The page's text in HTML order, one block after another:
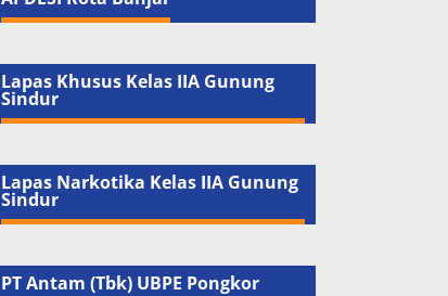
Lapas Khusus Kelas IIA Gunung
Sindur
Lapas Narkotika Kelas IIA Gunung
Sindur
PT Antam (Tbk) UBPE Pongkor